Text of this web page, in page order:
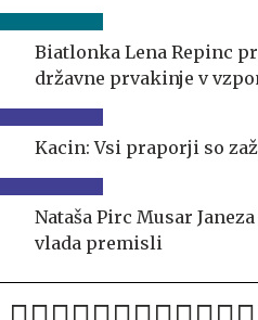
Biatlonka Lena Repinc
državne prvakinje v
Kacin: Vsi praporji so
Nataša Pirc Musar
vlada premisli